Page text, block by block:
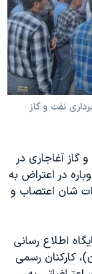
نفت و گاز
گاز آغاجاری در
سه شنبه ۲۵ مهر، دوباره در اعتراض به
شان اعتصاب و
اطلاع رسانی
کارکنان رسمی